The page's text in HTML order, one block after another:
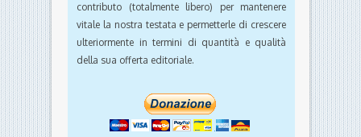
contributo (totalmente libero) per mantenere
vitale la nostra testata e permetterle di crescere
ulteriormente in termini di quantità e qualità
della sua offerta editoriale.